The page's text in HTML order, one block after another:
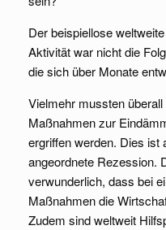
Der beispiellose
Aktivität war nicht die
die sich über Monate
Vielmehr mussten überall
Maßnahmen zur
ergriffen werden. Dies ist
angeordnete Rezession.
verwunderlich, dass bei
Maßnahmen die
Zudem sind weltweit